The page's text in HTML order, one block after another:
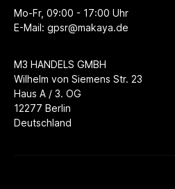
Mo-Fr, 09:00 - 17:00 Uhr
E-Mail: gpsr@makaya.de
M3 HANDELS GMBH
Wilhelm von Siemens Str. 23
Haus A / 3. OG
12277 Berlin
Deutschland